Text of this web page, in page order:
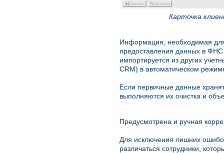
Карточка
Информация, необходимая
предоставления данных в ФНС
импортируется из других
CRM) в автоматическом
Если первичные данные
выполняются их очистка и
Предусмотрена и ручная
Для исключения лишних
различаться сотрудники,